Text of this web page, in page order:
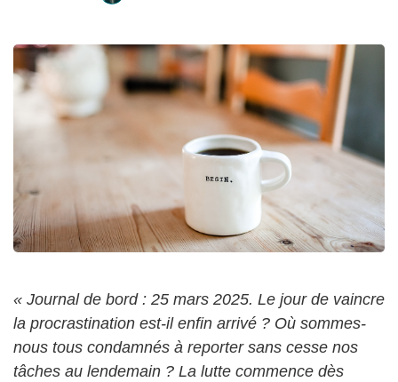
« Journal de bord : 25 mars 2025. Le jour de vaincre
la procrastination est-il enfin arrivé ? Où sommes-
nous tous condamnés à reporter sans cesse nos
tâches au lendemain ? La lutte commence dès